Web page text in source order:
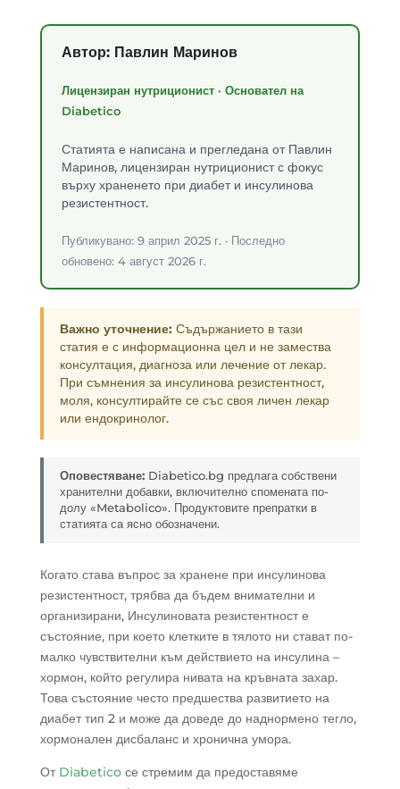
Автор: Павлин Маринов
Лицензиран нутриционист · Основател на
Diabetico
Статията е написана и прегледана от Павлин
Маринов, лицензиран нутриционист с фокус
върху храненето при диабет и инсулинова
резистентност.
Публикувано: 9 април 2025 г. · Последно
обновено: 4 август 2026 г.
Важно уточнение:Съдържанието в тази
статия е с информационна цел и не замества
консултация, диагноза или лечение от лекар.
При съмнения за инсулинова резистентност,
моля, консултирайте се със своя личен лекар
или ендокринолог.
Оповестяване:Diabetico.bg предлага собствени
хранителни добавки, включително спомената по-
долу «Metabolico». Продуктовите препратки в
статията са ясно обозначени.
Когато става въпрос за хранене при инсулинова
резистентност, трябва да бъдем внимателни и
организирани, Инсулиновата резистентност е
състояние, при което клетките в тялото ни стават по-
малко чувствителни към действието на инсулина –
хормон, който регулира нивата на кръвната захар.
Това състояние често предшества развитието на
диабет тип 2 и може да доведе до наднормено тегло,
хормонален дисбаланс и хронична умора.
От Diabeticoсе стремим да предоставяме